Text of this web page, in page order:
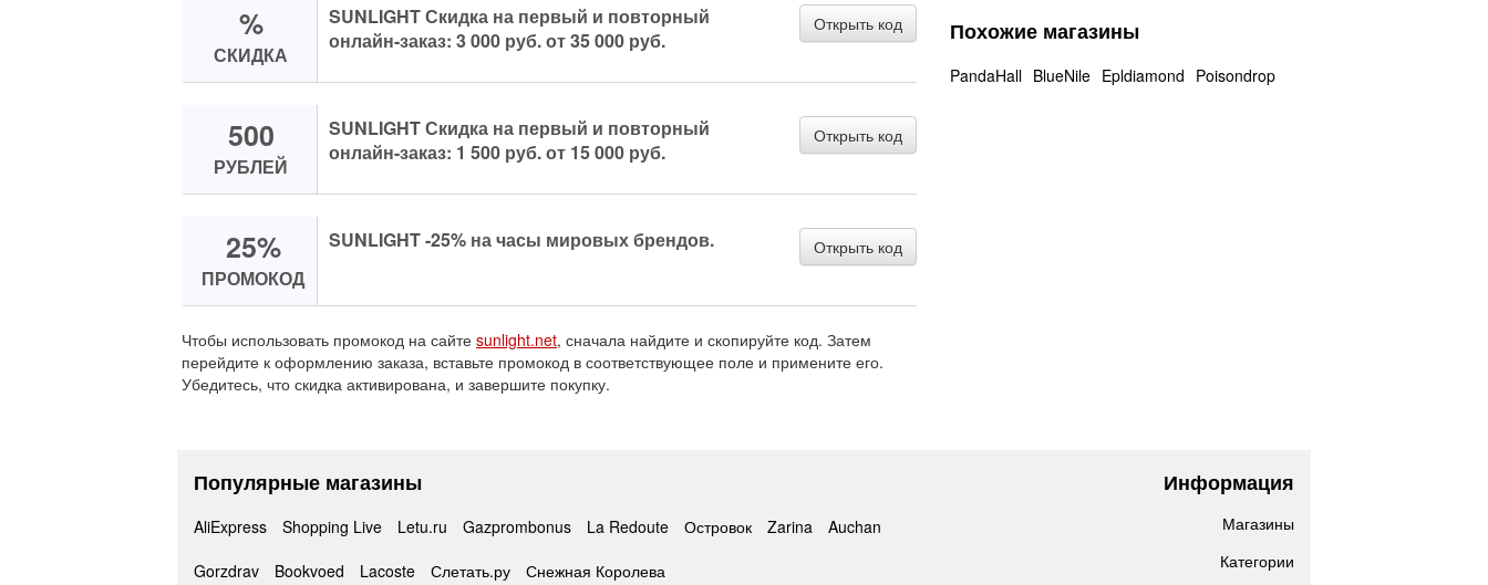
%
СКИДКА
SUNLIGHT Скидка на первый и повторный
онлайн-заказ: 3 000 руб. от 35 000 руб.
Открыть код
500
РУБЛЕЙ
SUNLIGHT Скидка на первый и повторный
онлайн-заказ: 1 500 руб. от 15 000 руб.
Открыть код
25%
ПРОМОКОД
SUNLIGHT -25% на часы мировых брендов. Открыть код
Чтобы использовать промокод на сайте sunlight.net, сначала найдите и скопируйте код. Затем
перейдите к оформлению заказа, вставьте промокод в соответствующее поле и примените его.
Убедитесь, что скидка активирована, и завершите покупку.
Похожие магазины
PandaHall BlueNile Epldiamond Poisondrop
Популярные магазины
AliExpress Shopping Live Letu.ru Gazprombonus La Redoute Островок Zarina
Auchan
Gorzdrav
Bookvoed Lacoste Слетать.ру Снежная Королева
Информация
Магазины
Категории